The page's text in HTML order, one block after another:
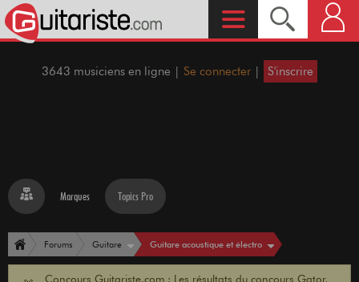
3643 musiciens en ligne | Se connecter | S'inscrire
Marques Topics Pro
Forums Guitare Guitare acoustique et électro
Concours Guitariste.com : Les résultats du concours Gator,